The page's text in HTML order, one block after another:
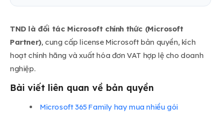
TND là đối tác Microsoft chính thức (Microsoft
Partner), cung cấp license Microsoft bản quyền, kích
hoạt chính hãng và xuất hóa đơn VAT hợp lệ cho doanh
nghiệp.
Bài viết liên quan về bản quyền
Microsoft 365 Family hay mua nhiều gói